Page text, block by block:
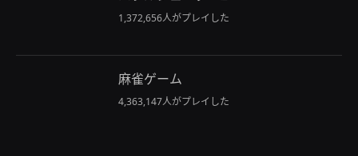
1,372,656人がプレイした
麻雀ゲーム
4,363,147人がプレイした